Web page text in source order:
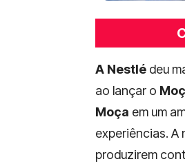
A Nestlé deu
ao lançar o
Moça em um
experiências. A
produzirem